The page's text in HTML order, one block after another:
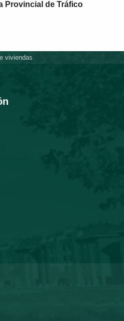
Provincial de Tráfico
viviendas